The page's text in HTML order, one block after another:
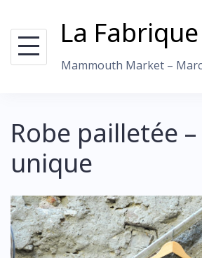
to
content
La
Mammouth Market –
Robe pailletée
unique